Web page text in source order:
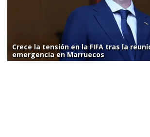
Crece la tensión en la FIFA tras la
emergencia en Marruecos